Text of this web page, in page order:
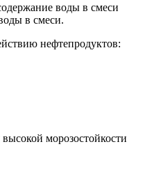
воды в смеси
в смеси.
нефтепродуктов:
морозостойкости